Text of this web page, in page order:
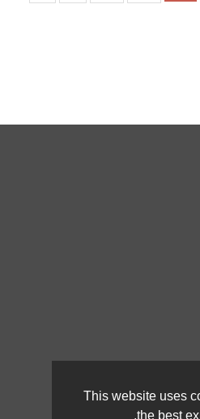
This website uses
the best